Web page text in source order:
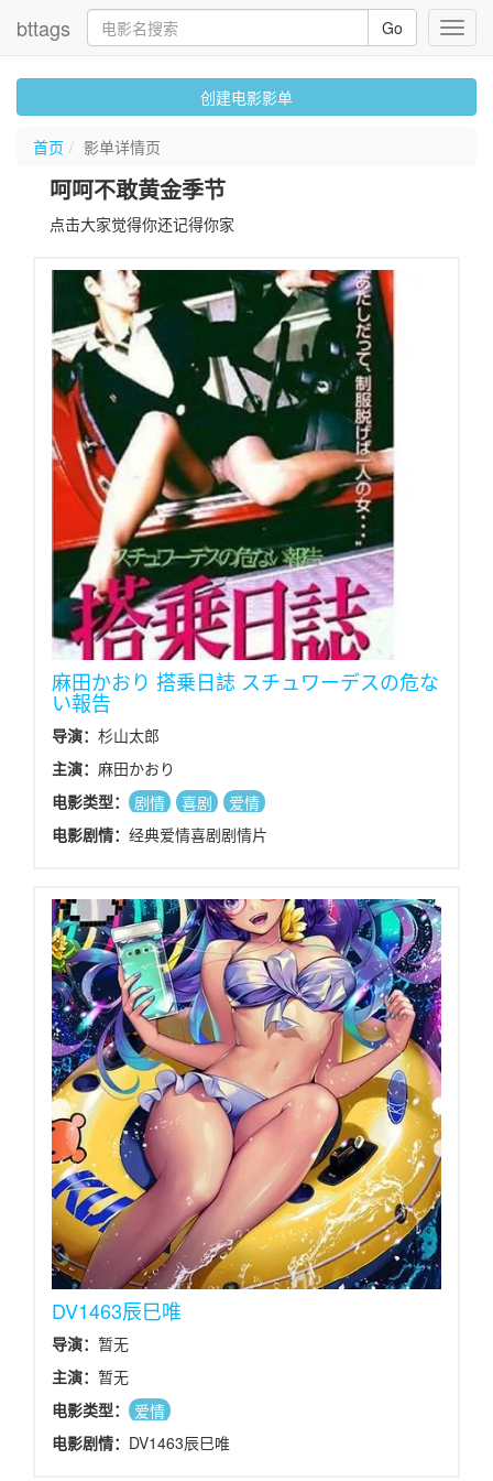
bttags Go
创建电影影单
首页 影单详情页
呵呵不敢黄金季节
点击大家觉得你还记得你家
麻田かおり 搭乗日誌 スチュワーデスの危な
い報告
导演： 杉山太郎
主演： 麻田かおり
电影类型：
剧情 喜剧
爱情
电影剧情： 经典爱情喜剧剧情片
DV1463辰巳唯
导演： 暂无
主演： 暂无
电影类型：
爱情
电影剧情： DV1463辰巳唯